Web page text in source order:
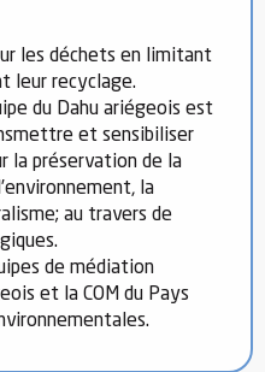
les déchets en limitant
leur recyclage.
du Dahu ariégeois est
et sensibiliser
la préservation de la
la
au travers de
de médiation
et la COM du Pays